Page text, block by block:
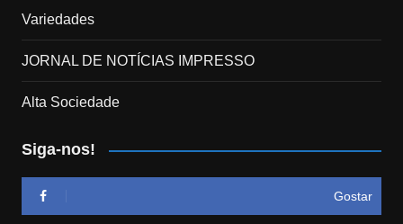
Variedades
JORNAL DE NOTÍCIAS IMPRESSO
Alta Sociedade
Siga-nos!
Gostar